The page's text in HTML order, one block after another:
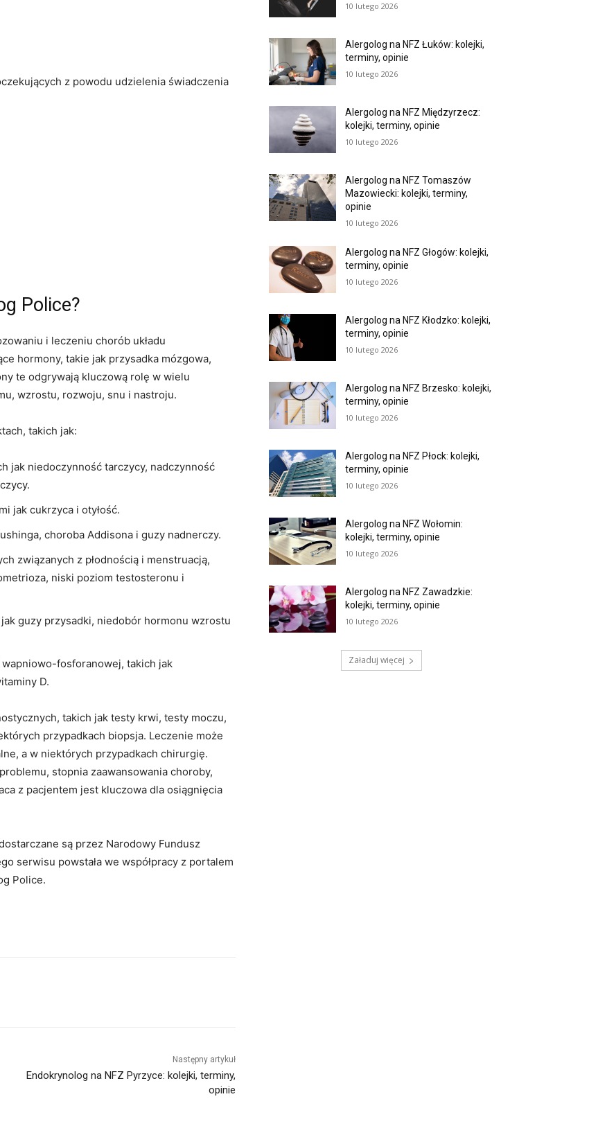
z powodu udzielenia świadczenia
Police?
i leczeniu chorób układu
hormony, takie jak przysadka mózgowa,
te odgrywają kluczową rolę w wielu
wzrostu, rozwoju, snu i nastroju.
takich jak:
jak niedoczynność tarczycy, nadczynność
jak cukrzyca i otyłość.
choroba Addisona i guzy nadnerczy.
związanych z płodnością i menstruacją,
niski poziom testosteronu i
guzy przysadki, niedobór hormonu wzrostu
fosforanowej, takich jak
D.
takich jak testy krwi, testy moczu,
przypadkach biopsja. Leczenie może
a w niektórych przypadkach chirurgię.
stopnia zaawansowania choroby,
z pacjentem jest kluczowa dla osiągnięcia
są przez Narodowy Fundusz
serwisu powstała we współpracy z portalem
Police.
Następny artykuł
Endokrynolog na NFZ Pyrzyce: kolejki, terminy,
opinie
10 lutego 2026
Alergolog na NFZ Łuków: kolejki,
terminy, opinie
10 lutego 2026
Alergolog na NFZ Międzyrzecz:
kolejki, terminy, opinie
10 lutego 2026
Alergolog na NFZ Tomaszów
Mazowiecki: kolejki, terminy,
opinie
10 lutego 2026
Alergolog na NFZ Głogów: kolejki,
terminy, opinie
10 lutego 2026
Alergolog na NFZ Kłodzko: kolejki,
terminy, opinie
10 lutego 2026
Alergolog na NFZ Brzesko: kolejki,
terminy, opinie
10 lutego 2026
Alergolog na NFZ Płock: kolejki,
terminy, opinie
10 lutego 2026
Alergolog na NFZ Wołomin:
kolejki, terminy, opinie
10 lutego 2026
Alergolog na NFZ Zawadzkie:
kolejki, terminy, opinie
10 lutego 2026
Załaduj więcej